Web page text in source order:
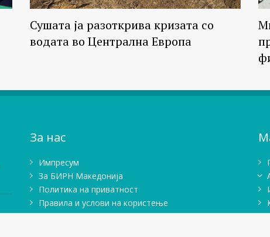
Сушата ја разоткрива кризата со
водата во Централна Европа
За нас
Импресум
Зa БИРН Македонија
Политика на приватност
Правила и услови на користење